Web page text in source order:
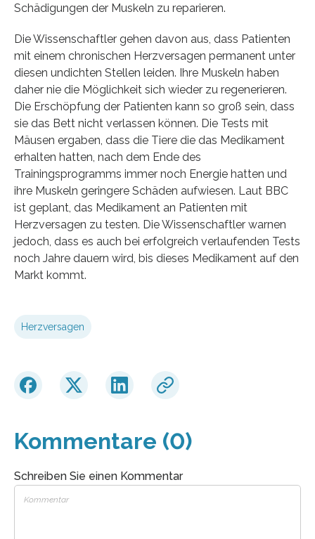
Schädigungen der Muskeln zu reparieren.
Die Wissenschaftler gehen davon aus, dass Patienten
mit einem chronischen Herzversagen permanent unter
diesen undichten Stellen leiden. Ihre Muskeln haben
daher nie die Möglichkeit sich wieder zu regenerieren.
Die Erschöpfung der Patienten kann so groß sein, dass
sie das Bett nicht verlassen können. Die Tests mit
Mäusen ergaben, dass die Tiere die das Medikament
erhalten hatten, nach dem Ende des
Trainingsprogramms immer noch Energie hatten und
ihre Muskeln geringere Schäden aufwiesen. Laut BBC
ist geplant, das Medikament an Patienten mit
Herzversagen zu testen. Die Wissenschaftler warnen
jedoch, dass es auch bei erfolgreich verlaufenden Tests
noch Jahre dauern wird, bis dieses Medikament auf den
Markt kommt.
Herzversagen
Kommentare (0)
Schreiben Sie einen Kommentar